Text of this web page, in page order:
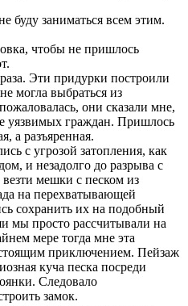
буду заниматься всем этим.
чтобы не пришлось
Эти придурки построили
могла выбраться из
они сказали мне,
уязвимых граждан. Пришлось
а разъяренная.
с угрозой затопления, как
и незадолго до разрыва с
мешки с песком из
на перехватывающей
сохранить их на подобный
мы просто рассчитывали на
мере тогда мне эта
приключением. Пейзаж
куча песка посреди
Следовало
замок.